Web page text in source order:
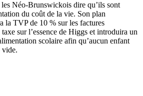
Néo-Brunswickois dire qu’ils sont
du coût de la vie. Son plan
la TVP de 10 % sur les factures
sur l’essence de Higgs et introduira un
scolaire afin qu’aucun enfant
vide.